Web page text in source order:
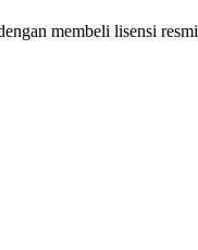
membeli lisensi